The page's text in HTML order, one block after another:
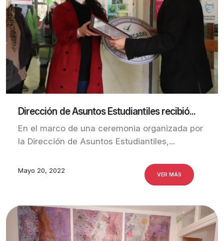
Dirección de Asuntos Estudiantiles recibió...
En el marco de una ceremonia organizada por
la Dirección de Asuntos Estudiantiles,...
Mayo 20, 2022
VER MÁS